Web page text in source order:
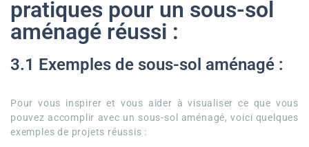
pratiques pour un sous-sol
aménagé réussi :
3.1 Exemples de sous-sol aménagé :
Pour vous inspirer et vous aider à visualiser ce que vous
pouvez accomplir avec un sous-sol aménagé, voici quelques
exemples de projets réussis :